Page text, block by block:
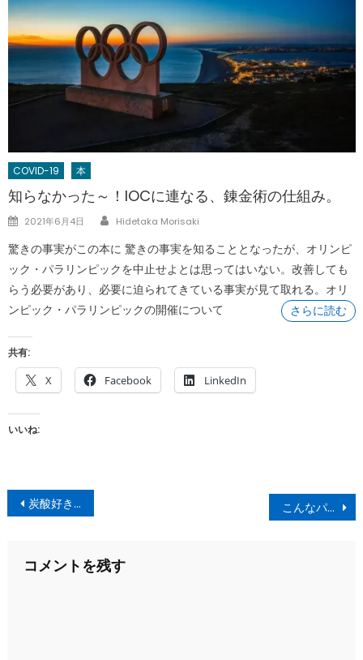
COVID-19 本
知らなかった～！IOCに連なる、錬金術の仕組み。
Posted
2021年6月4日 Author
Hidetaka Morisaki
驚きの事実がこの本に 驚きの事実を知ることとなったが、オリンピ
ック・パラリンピックを中止せよとは思ってはいない。改善しても
らう必要があり、必要に迫られてきている事実が見て取れる。オリ
ンピック・パラリンピックの開催について
さらに読む
共有:
X Facebook LinkedIn
いいね:
投
稿
ビ
炭酸好きは、ソーダストリームを購入した方が良いと思う今日この頃。 こんなパッケージ、ありか！
コメントを残す